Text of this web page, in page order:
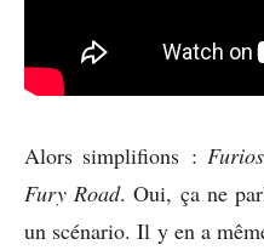
Alors simplifions :
Fury Road. Oui, ça ne
un scénario. Il y en a